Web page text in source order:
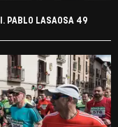
PABLO LASAOSA 49